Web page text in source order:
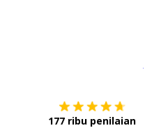
177 ribu penilaian